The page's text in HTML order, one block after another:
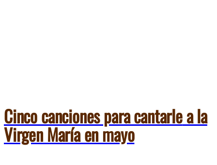
Cinco canciones para cantarlea la
Virgen María en mayo